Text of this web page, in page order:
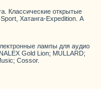
Классические открытые
Хатанга-Expedition. А
лампы для аудио
Gold Lion; MULLARD;
Cossor.